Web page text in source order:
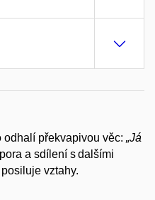
odhalí překvapivou věc: „Já
a sdílení s dalšími
vztahy.